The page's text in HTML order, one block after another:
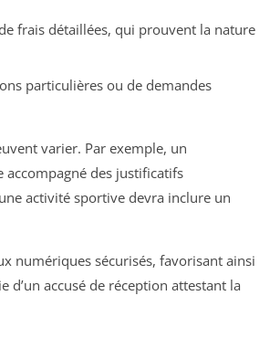
frais détaillées, qui prouvent la nature
particulières ou de demandes
varier. Par exemple, un
des justificatifs
activité sportive devra inclure un
numériques sécurisés, favorisant ainsi
d’un accusé de réception attestant la